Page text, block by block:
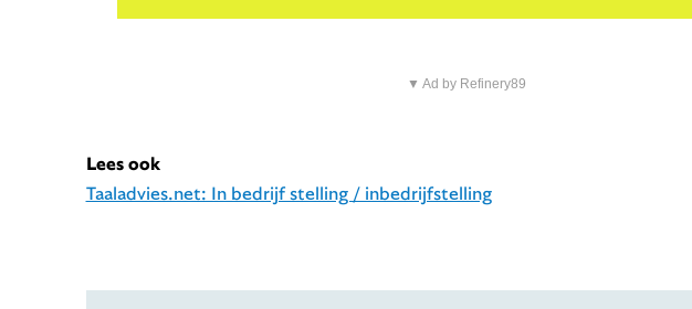
▼ Ad by Refinery89
Lees ook
Taaladvies.net: In bedrijf stelling / inbedrijfstelling